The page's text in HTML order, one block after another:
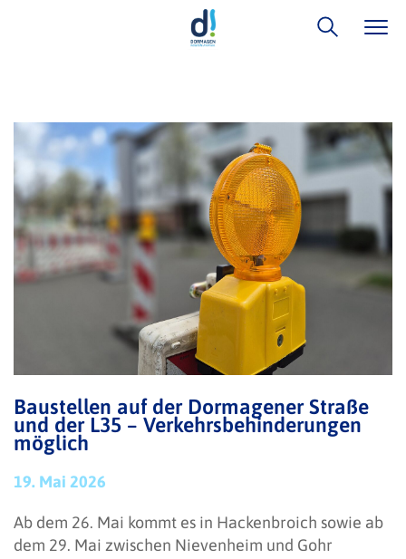
Baustellen auf der Dormagener Straße
und der L35 – Verkehrsbehinderungen
möglich
19. Mai 2026
Ab dem 26. Mai kommt es in Hackenbroich sowie ab
dem 29. Mai zwischen Nievenheim und Gohr